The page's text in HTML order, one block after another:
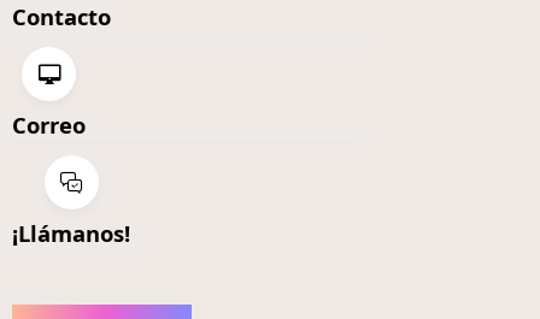
Contacto
Correo
¡Llámanos!